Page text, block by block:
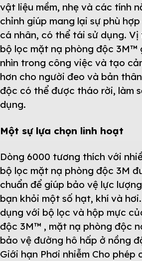
vật liệu mềm, nhẹ và các tính
chỉnh giúp mang lại sự phù
cá nhân, có thể tái sử dụng.
bộ lọc mặt nạ phòng độc 3M™
nhìn trong công việc và tạo
hơn cho người đeo và bản
độc có thể được tháo rời, làm
dụng.
Một sự lựa chọn linh hoạt
Dòng 6000 tương thích với
bộ lọc mặt nạ phòng độc 3M
chuẩn để giúp bảo vệ lực
bạn khỏi một số hạt, khí và
dụng với bộ lọc và hộp mực
độc 3M™ , mặt nạ phòng độc
bảo vệ đường hô hấp ở nồng
Giới hạn Phơi nhiễm Cho phép